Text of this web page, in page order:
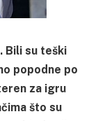
Bili su teški
popodne po
za igru
što su